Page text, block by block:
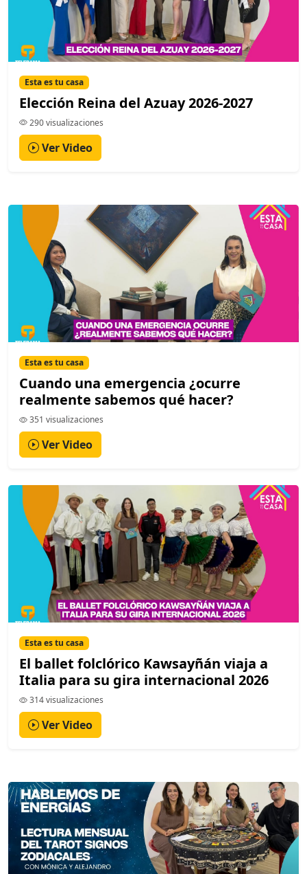
Esta es tu casa
Elección Reina del Azuay 2026-2027
290 visualizaciones
Ver Video
Esta es tu casa
Cuando una emergencia ¿ocurre
realmente sabemos qué hacer?
351 visualizaciones
Ver Video
Esta es tu casa
El ballet folclórico Kawsayñán viaja a
Italia para su gira internacional 2026
314 visualizaciones
Ver Video